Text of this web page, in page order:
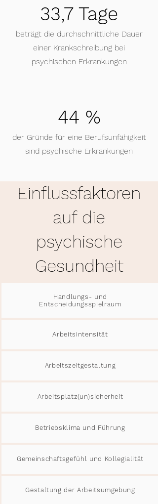
33,7 Tage
beträgt die durchschnittliche Dauer
einer Krankschreibung bei
psychischen Erkrankungen
44 %
der Gründe für eine Berufsunfähigkeit
sind psychische Erkrankungen
Einflussfaktoren
auf die
psychische
Gesundheit
Handlungs- und
Entscheidungsspielraum
Arbeitsintensität
Arbeitszeitgestaltung
Arbeitsplatz(un)sicherheit
Betriebsklima und Führung
Gemeinschaftsgefühl und Kollegialität
Gestaltung der Arbeitsumgebung